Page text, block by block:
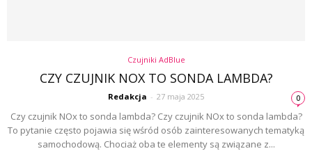
Czujniki AdBlue
CZY CZUJNIK NOX TO SONDA LAMBDA?
Redakcja - 27 maja 2025 0
Czy czujnik NOx to sonda lambda? Czy czujnik NOx to sonda lambda?
To pytanie często pojawia się wśród osób zainteresowanych tematyką
samochodową. Chociaż oba te elementy są związane z...